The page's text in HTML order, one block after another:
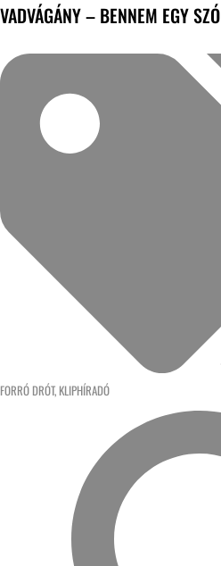
VADVÁGÁNY – BENNEM EGY SZÓ
FORRÓ DRÓT, KLIPHÍRADÓ